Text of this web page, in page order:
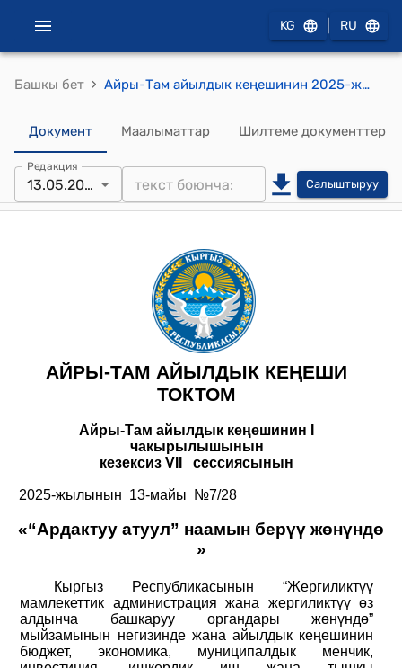
KG RU
Башкы бет › Айры-Там айылдык кеңешинин 2025-жылынын 13-майындагы №7/28 «“Ардактуу атуул” наамын берүү жөнүндө» токтому.
Документ Маалыматтар Шилтеме документтер
Редакция
13.05.2025 Салыштыруу